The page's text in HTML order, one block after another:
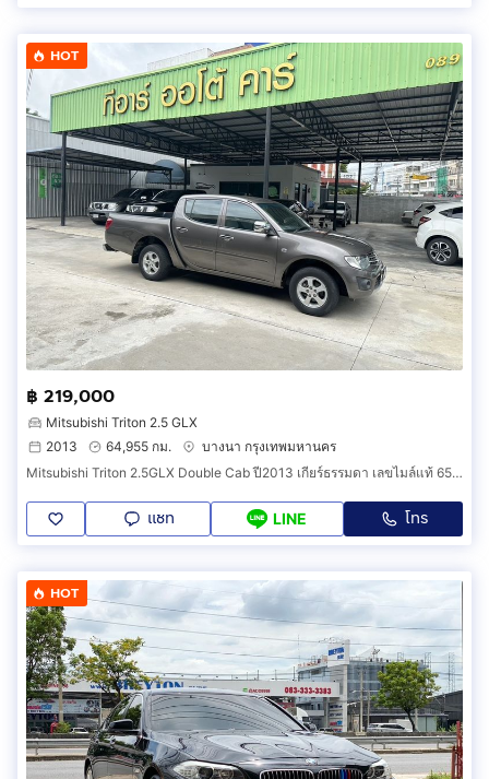
HOT
฿ 219,000
Mitsubishi Triton 2.5 GLX
2013
64,955 กม.
บางนา กรุงเทพมหานคร
Mitsubishi Triton 2.5GLX Double Cab ปี2013 เกียร์ธรรมดา เลขไมล์แท้ 65,xxx กม. รถไม่มีชนหนัก รถสวยพร้อมใช้งาน
แชท LINE โทร
HOT